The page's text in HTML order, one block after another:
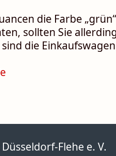
die Farbe
sollten Sie
die
Flehe e. V.